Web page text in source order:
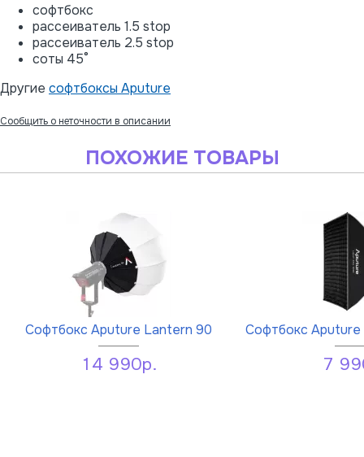
софтбокс
рассеиватель 1.5 stop
рассеиватель 2.5 stop
соты 45°
Другие софтбоксы Aputure
Сообщить о неточности в описании
ПОХОЖИЕ ТОВАРЫ
Софтбокс Aputure Lantern 90
14 990р.
Софтбокс
7